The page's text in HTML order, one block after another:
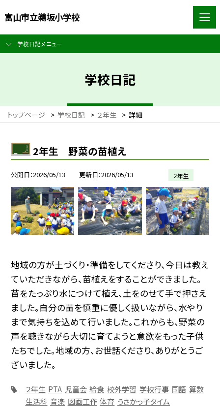
富山市立鵜坂小学校
学校日記メニュー
学校日記
トップページ > 学校日記 > ２年生 > 詳細
2年生 野菜の苗植え
公開日 2026/05/13 更新日 2026/05/13 ２年生
地域の方が土づくり・準備をしてくださり、今日は教え
ていただきながら、苗植えをすることができました。
苗をたっぷり水につけて植え、土をのせて手で押さえ
ました。自分の苗を慎重に優しく扱いながら、水やり
まで気持ちを込めて行いました。これからも、野菜の
声を聴きながら大切に育てようと意欲をもった子供
たちでした。地域の方、お世話くださり、ありがとうご
ざいました。
２年生 PTA 児童会 給食 校外学習 学校行事 国語 算数
生活科 音楽 図画工作 体育 うさかっ子タイム